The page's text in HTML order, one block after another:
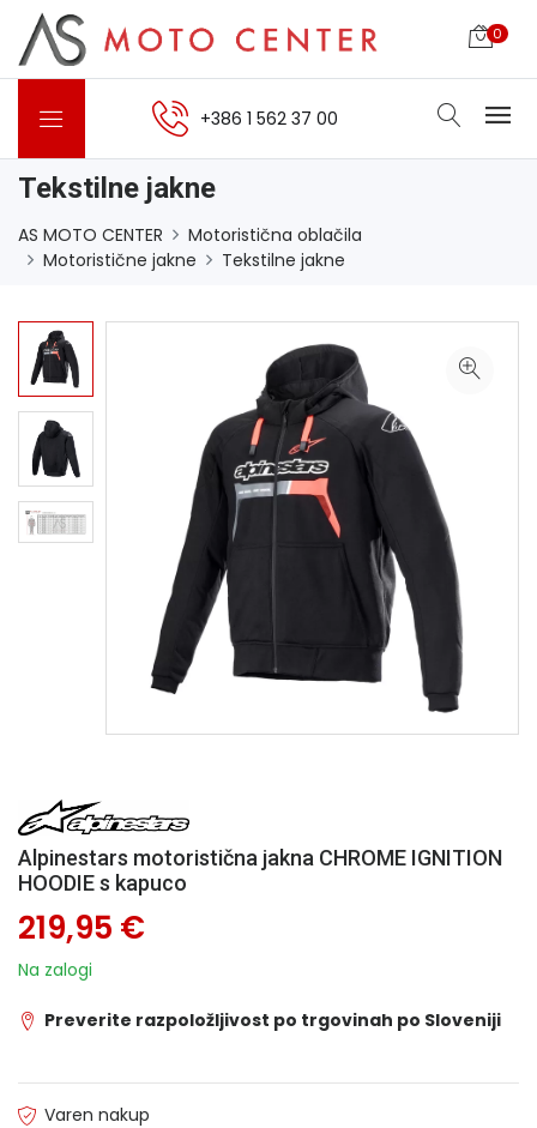
0
+386 1 562 37 00
Tekstilne jakne
AS MOTO CENTER
Motoristična oblačila
Motoristične jakne
Tekstilne jakne
Alpinestars motoristična jakna CHROME IGNITION
HOODIE s kapuco
219,95 €
Na zalogi
Preverite razpoložljivost po trgovinah po Sloveniji
Varen nakup